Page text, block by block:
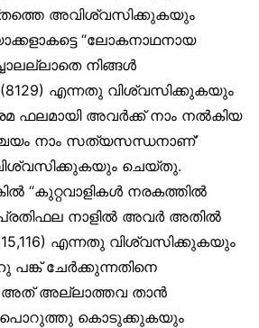
അവിശ്വസിക്കുകയും
“ലോകനാഥനായ
നിങ്ങള്‍
(8129) എന്നതു വിശ്വസിക്കുകയും
ഫലമായി അവര്‍ക്ക് നാം നല്‍കിയ
നാം സത്യസന്ധനാണ്’
ചെയ്തു.
“കുറ്റവാളികള്‍ നരകത്തില്‍
പ്രതിഫല നാളില്‍ അവര്‍ അതില്‍
എന്നതു വിശ്വസിക്കുകയും
ചേര്‍ക്കുന്നതിനെ
അത് അല്ലാത്തവ താന്‍
പൊറുത്തു കൊടുക്കുകയും